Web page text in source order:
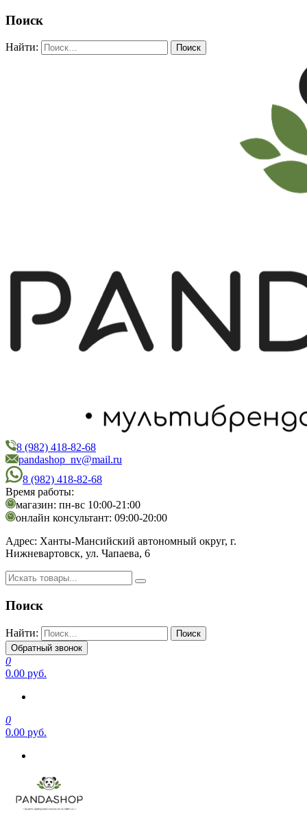
Поиск
Найти:
PandaShop
Интернет-магазин косметики
8 (982) 418-82-68
pandashop_nv@mail.ru
8 (982) 418-82-68
Время работы:
магазин: пн-вс 10:00-21:00
онлайн консультант: 09:00-20:00
Адрес: Ханты-Мансийский автономный округ, г.
Нижневартовск, ул. Чапаева, 6
Поиск
Найти:
Обратный звонок
0
0.00 руб.
0
0.00 руб.